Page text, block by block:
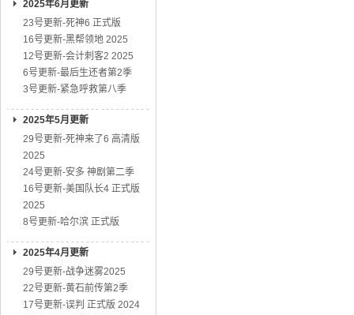
2025年6月更新
23号更新-死神6 正式版
16号更新-黑帮领地 2025
12号更新-会计刺客2 2025
6号更新-最后生还者第2季
3号更新-紧急呼救第八季
2025年5月更新
29号更新-死神来了6 高清版
2025
24号更新-安多 神剧第二季
16号更新-美国队长4 正式版
2025
8号更新-哈尔滨 正式版
2025年4月更新
29号更新-战争迷雾2025
22号更新-黄石前传第2季
17号更新-误判 正式版 2024